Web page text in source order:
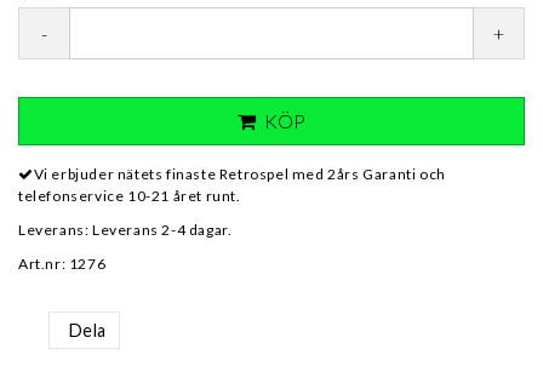
- +
KÖP
Vi erbjuder nätets finaste Retrospel med 2års Garanti och
telefonservice 10-21 året runt.
Leverans: Leverans 2-4 dagar.
Art.nr: 1276
Dela